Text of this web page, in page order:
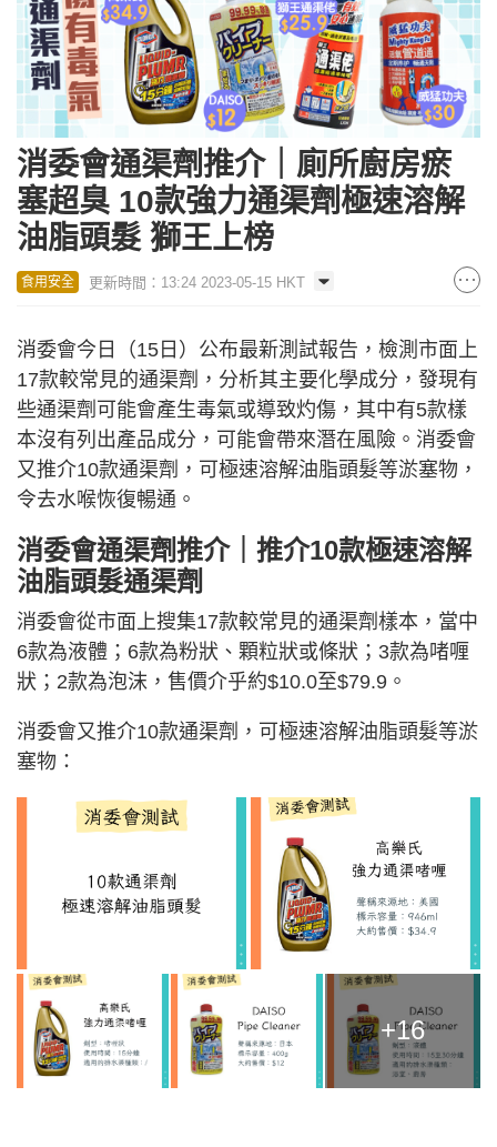
消委會通渠劑推介｜廁所廚房瘀
塞超臭 10款強力通渠劑極速溶解
油脂頭髮 獅王上榜
食用安全 更新時間：13:24 2023-05-15 HKT
消委會今日（15日）公布最新測試報告，檢測市面上
17款較常見的通渠劑，分析其主要化學成分，發現有
些通渠劑可能會產生毒氣或導致灼傷，其中有5款樣
本沒有列出產品成分，可能會帶來潛在風險。消委會
又推介10款通渠劑，可極速溶解油脂頭髮等淤塞物，
令去水喉恢復暢通。
消委會通渠劑推介｜推介10款極速溶解
油脂頭髮通渠劑
消委會從市面上搜集17款較常見的通渠劑樣本，當中
6款為液體；6款為粉狀、顆粒狀或條狀；3款為啫喱
狀；2款為泡沫，售價介乎約$10.0至$79.9。
消委會又推介10款通渠劑，可極速溶解油脂頭髮等淤
塞物：
+16